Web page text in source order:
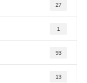
27
1
93
13